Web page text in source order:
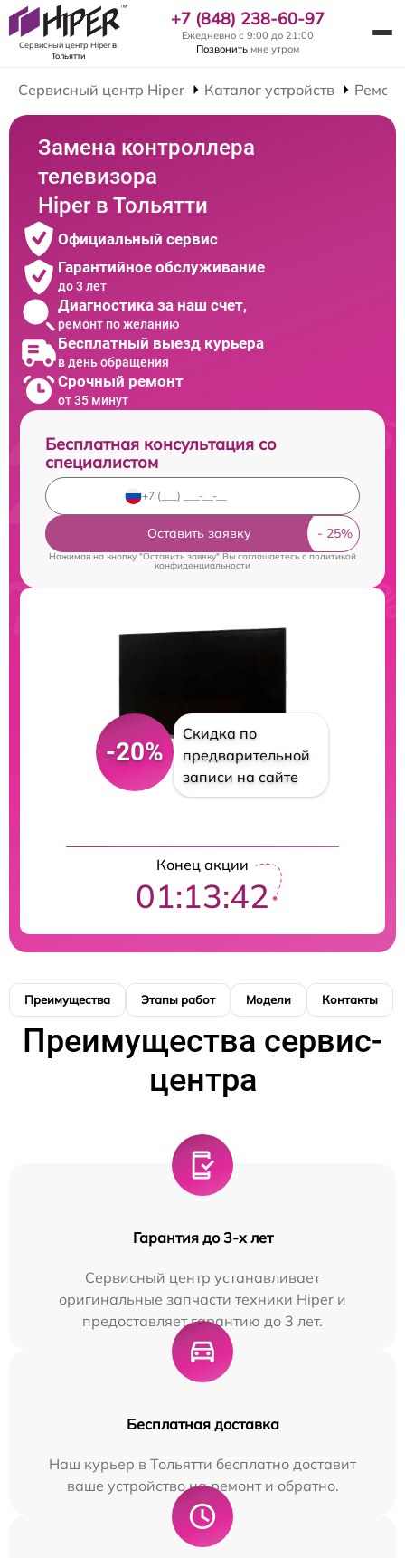
Сервисный центр Hiperв
Тольятти
+7 (848) 238-60-97
Ежедневно с 9:00 до 21:00
Позвонить мне утром
Сервисный центр Hiper Каталог устройств
Замена контроллера
телевизора
Hiper в Тольятти
Официальный сервис
Гарантийное обслуживание
до 3 лет
Диагностика за наш счет,
ремонт по желанию
Бесплатный выезд курьера
в день обращения
Срочный ремонт
от 35 минут
Бесплатная консультация со
специалистом
Оставить заявку
Нажимая на кнопку "Оставить заявку" Вы соглашаетесь cполитикой
конфиденциальности
-20%
Скидка по
предварительной
записи на сайте
Конец акции
01:13:42
Преимущества Этапы работ Модели Контакты
Преимущества сервис-
центра
Гарантия до 3-х лет
Сервисный центр устанавливает
оригинальные запчасти техники Hiper и
предоставляет гарантию до 3 лет.
Бесплатная доставка
Наш курьер в Тольятти бесплатно доставит
ваше устройство на ремонт и обратно.